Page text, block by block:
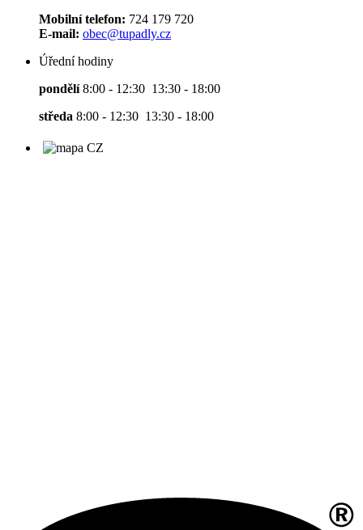
Mobilní telefon: 724 179 720
E-mail: obec@tupadly.cz
Úřední hodiny
pondělí8:00 - 12:30 13:30 - 18:00
středa 8:00 - 12:30 13:30 - 18:00